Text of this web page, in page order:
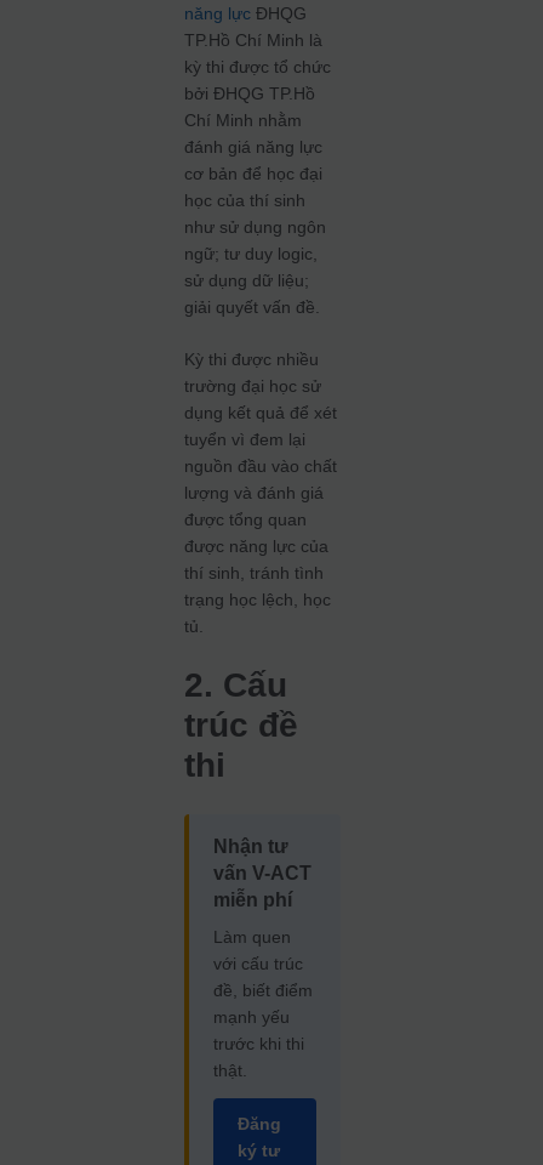
năng lựcĐHQG
TP.Hồ Chí Minh là
kỳ thi được tổ chức
bởi ĐHQG TP.Hồ
Chí Minh nhằm
đánh giá năng lực
cơ bản để học đại
học của thí sinh
như sử dụng ngôn
ngữ; tư duy logic,
sử dụng dữ liệu;
giải quyết vấn đề.
Kỳ thi được nhiều
trường đại học sử
dụng kết quả để xét
tuyển vì đem lại
nguồn đầu vào chất
lượng và đánh giá
được tổng quan
được năng lực của
thí sinh, tránh tình
trạng học lệch, học
tủ.
2. Cấu
trúc đề
thi
Nhận tư
vấn V-ACT
miễn phí
Làm quen
với cấu trúc
đề, biết điểm
mạnh yếu
trước khi thi
thật.
Đăng
ký tư